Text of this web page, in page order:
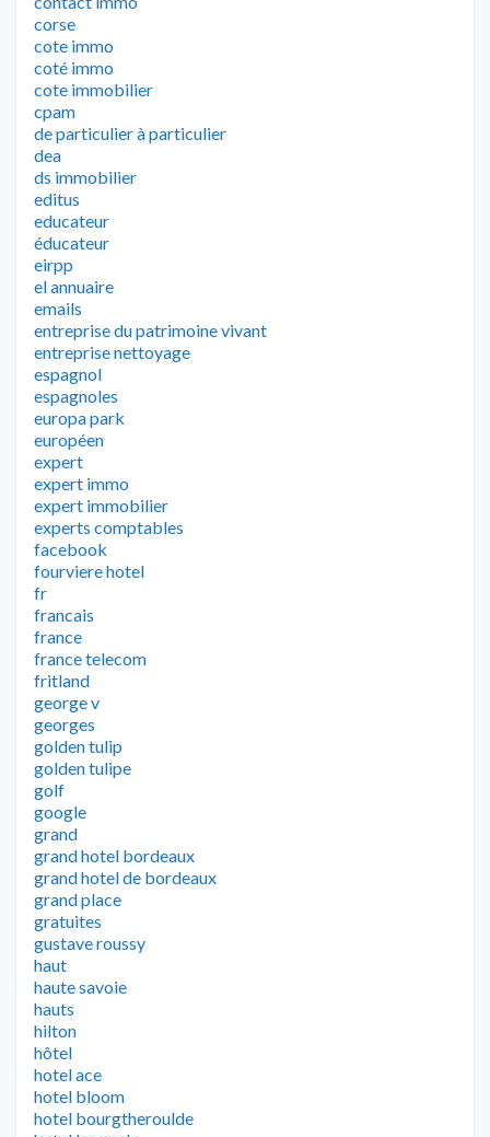
corse
cote immo
coté immo
cote immobilier
cpam
de particulier à particulier
dea
ds immobilier
editus
educateur
éducateur
eirpp
el annuaire
emails
entreprise du patrimoine vivant
entreprise nettoyage
espagnol
espagnoles
europa park
européen
expert
expert immo
expert immobilier
experts comptables
facebook
fourviere hotel
fr
francais
france
france telecom
fritland
george v
georges
golden tulip
golden tulipe
golf
google
grand
grand hotel bordeaux
grand hotel de bordeaux
grand place
gratuites
gustave roussy
haut
haute savoie
hauts
hilton
hôtel
hotel ace
hotel bloom
hotel bourgtheroulde